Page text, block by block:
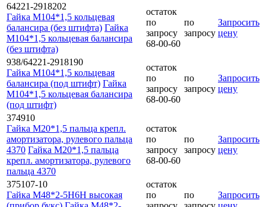
64221-2918202
Гайка М104*1,5 кольцевая
балансира (без штифта) Гайка
М104*1,5 кольцевая балансира
(без штифта)
остаток
по
запросу
68-00-60
по
запросу
Запросить
цену
938/64221-2918190
Гайка М104*1,5 кольцевая
балансира (под штифт) Гайка
М104*1,5 кольцевая балансира
(под штифт)
остаток
по
запросу
68-00-60
по
запросу
Запросить
цену
374910
Гайка М20*1,5 пальца крепл.
амортизатора, рулевого пальца
4370 Гайка М20*1,5 пальца
крепл. амортизатора, рулевого
пальца 4370
остаток
по
запросу
68-00-60
по
запросу
Запросить
цену
375107-10
Гайка М48*2-5Н6Н высокая
остаток
по
по
Запросить